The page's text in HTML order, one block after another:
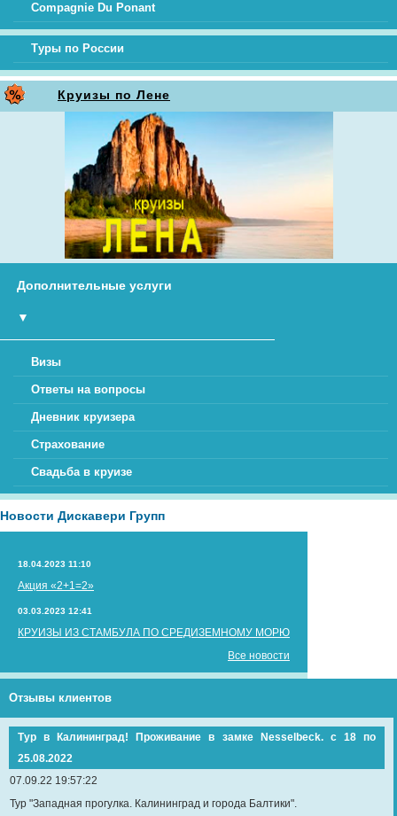
Compagnie Du Ponant
Туры по России
Круизы по Лене
Дополнительные услуги
▼
Визы
Ответы на вопросы
Дневник круизера
Страхование
Свадьба в круизе
Новости Дискавери Групп
18.04.2023 11:10
Акция «2+1=2»
03.03.2023 12:41
КРУИЗЫ ИЗ СТАМБУЛА ПО СРЕДИЗЕМНОМУ МОРЮ
Все новости
Отзывы клиентов
Тур в Калининград! Проживание в замке Nesselbeck. с 18 по
25.08.2022
07.09.22 19:57:22
Тур "Западная прогулка. Калининград и города Балтики".